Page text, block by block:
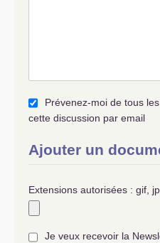
Prévenez-moi de tous
cette discussion par email
Ajouter un
Extensions autorisées : gif,
Je veux recevoir la